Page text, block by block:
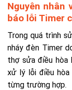
Nguyên nhân
báo lỗi Timer
Trong quá trình
nháy đèn Timer
thợ sửa điều hòa
xử lý lỗi điều hòa
từng trường hợp.